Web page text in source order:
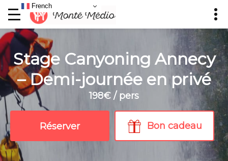
Stage Canyoning Annecy
– Demi-journée en privé
198€ / pers
Réserver Bon cadeau
French